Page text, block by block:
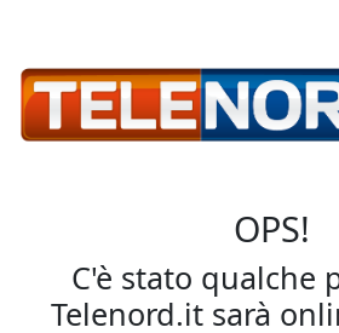
OPS!
C'è stato qualche
Telenord.it sarà